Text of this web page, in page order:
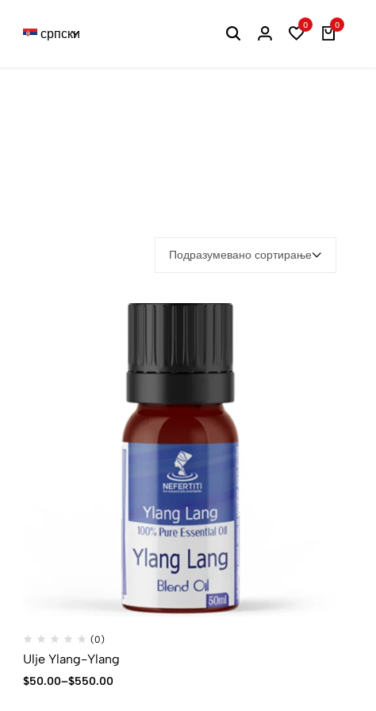
српски
0 0
Подразумевано сортирање
(0)
Ulje Ylang-Ylang
$50.00–$550.00